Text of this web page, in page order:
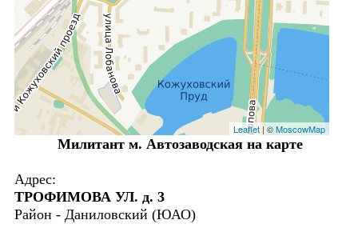
Leaflet| ©MoscowMap
Милитант м. Автозаводская на карте
Адрес:
ТРОФИМОВА УЛ. д. 3
Район - Даниловский (ЮАО)